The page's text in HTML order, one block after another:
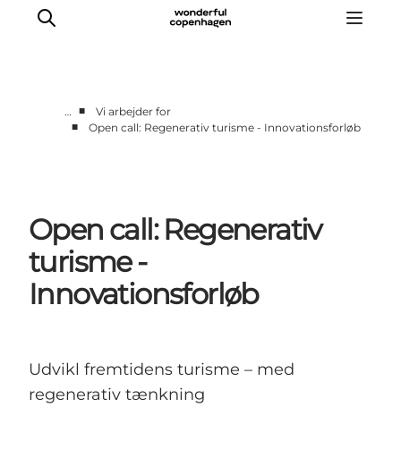
Om Wonderful Copenhagen
… ■
Vi arbejder for
■
Open call: Regenerativ turisme - Innovationsforløb
Open call: Regenerativ
turisme -
Innovationsforløb
Udvikl fremtidens turisme – med
regenerativ tænkning